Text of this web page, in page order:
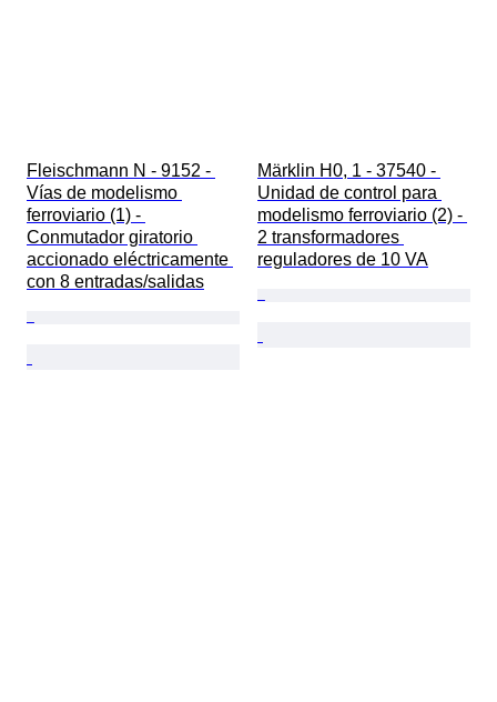
Fleischmann N - 9152 -
Vías de modelismo
ferroviario (1) -
Conmutador giratorio
accionado eléctricamente
con 8 entradas/salidas
Märklin H0, 1 - 37540 -
Unidad de control para
modelismo ferroviario (2) -
2 transformadores
reguladores de 10 VA